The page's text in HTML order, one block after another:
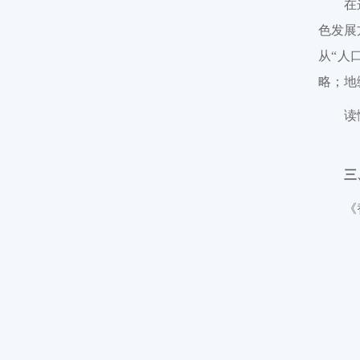
在
色发展
从“人
略；地
读
三